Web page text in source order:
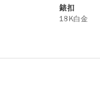
錶扣
18K白金